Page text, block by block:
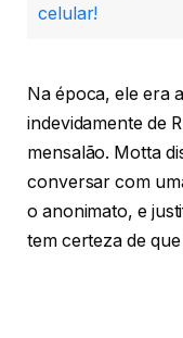
celular!
Na época, ele era
indevidamente de
mensalão. Motta
conversar com
o anonimato, e
tem certeza de